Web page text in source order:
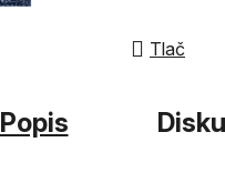
hviezdičiek.
Tlač
Popis